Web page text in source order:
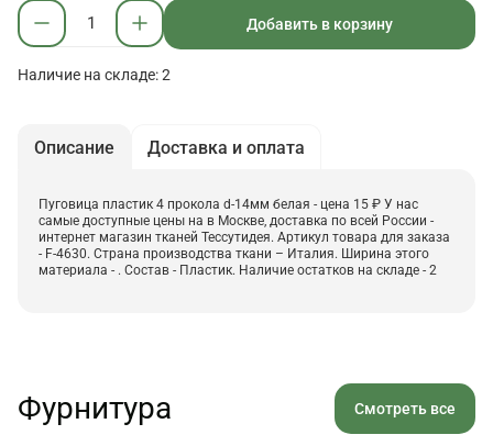
Добавить в корзину
Наличие на складе: 2
Описание Доставка и оплата
Пуговица пластик 4 прокола d-14мм белая - цена 15 ₽ У нас
самые доступные цены на в Москве, доставка по всей России -
интернет магазин тканей Тессутидея. Артикул товара для заказа
- F-4630. Страна производства ткани – Италия. Ширина этого
материала - . Состав - Пластик. Наличие остатков на складе - 2
Фурнитура Смотреть все